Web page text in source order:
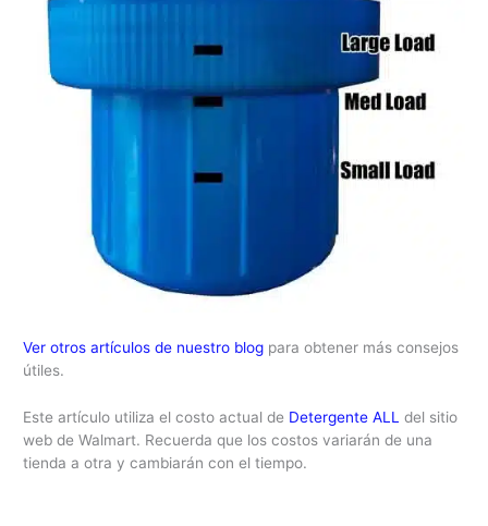
Ver otros artículos de nuestro blog para obtener más consejos
útiles.
Este artículo utiliza el costo actual de Detergente ALL del sitio
web de Walmart. Recuerda que los costos variarán de una
tienda a otra y cambiarán con el tiempo.